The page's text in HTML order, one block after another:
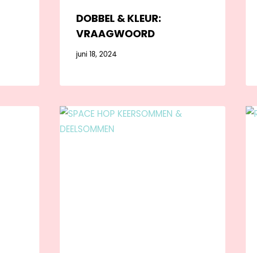
DOBBEL & KLEUR:
VRAAGWOORD
juni 18, 2024